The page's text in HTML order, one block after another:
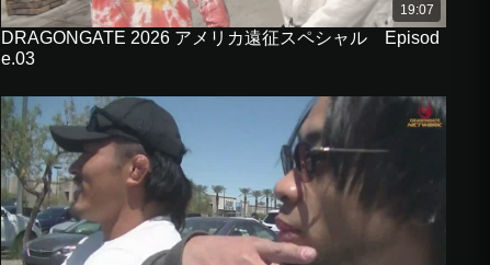
19:07
DRAGONGATE 2026 アメリカ遠征スペシャル Episod
e.03